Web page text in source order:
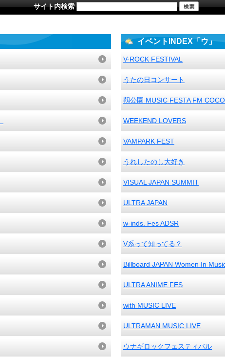
サイト内検索
イベントINDEX「ウ」
V-ROCK FESTIVAL
うたの日コンサート
靱公園 MUSIC FESTA FM
WEEKEND LOVERS
VAMPARK FEST
うれしたのし大好き
VISUAL JAPAN SUMMIT
ULTRA JAPAN
w-inds. Fes ADSR
V系って知ってる？
Billboard JAPAN Women In
ULTRA ANIME FES
with MUSIC LIVE
ULTRAMAN MUSIC LIVE
ウナギロックフェスティバル